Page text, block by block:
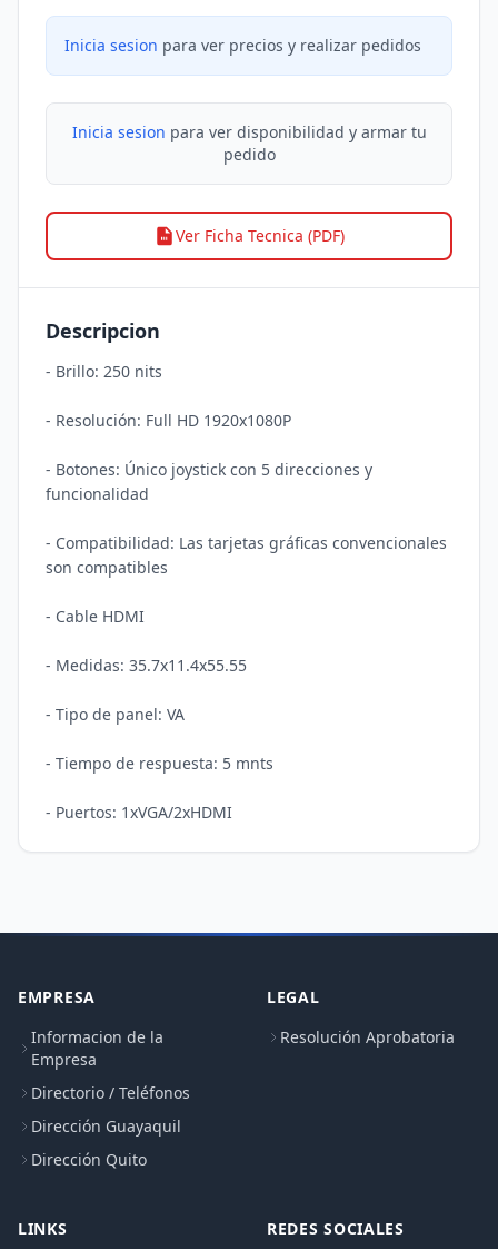
Inicia sesion para ver precios y realizar pedidos
Inicia sesion para ver disponibilidad y armar tu
pedido
Ver Ficha Tecnica (PDF)
Descripcion
- Brillo: 250 nits
- Resolución: Full HD 1920x1080P
- Botones: Único joystick con 5 direcciones y
funcionalidad
- Compatibilidad: Las tarjetas gráficas convencionales
son compatibles
- Cable HDMI
- Medidas: 35.7x11.4x55.55
- Tipo de panel: VA
- Tiempo de respuesta: 5 mnts
EMPRESA
Informacion de la
Empresa
Directorio / Teléfonos
Dirección Guayaquil
Dirección Quito
LEGAL
Resolución Aprobatoria
LINKS REDES SOCIALES